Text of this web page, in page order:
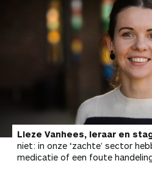
Lieze Vanhees, leraar en
niet: in onze ‘zachte’ sector
medicatie of een foute